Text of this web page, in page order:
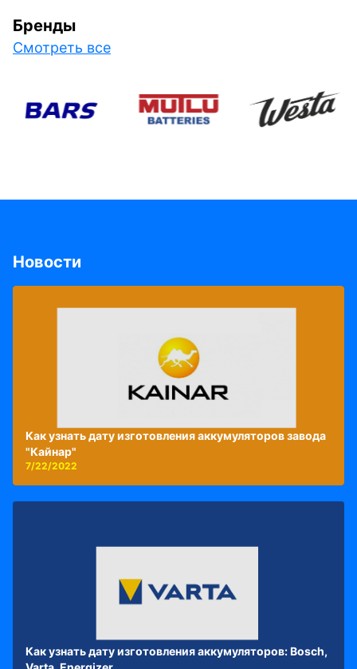
Бренды
Смотреть все
Новости
Как узнать дату изготовления аккумуляторов завода
"Кайнар"
7/22/2022
Как узнать дату изготовления аккумуляторов: Bosch,